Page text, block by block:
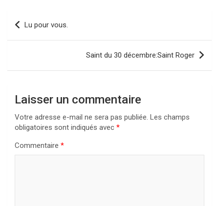
Navigation
de
Lu pour vous.
Saint du 30 décembre:Saint Roger
Laisser un commentaire
Votre adresse e-mail ne sera pas publiée. Les champs
obligatoires sont indiqués avec *
Commentaire *